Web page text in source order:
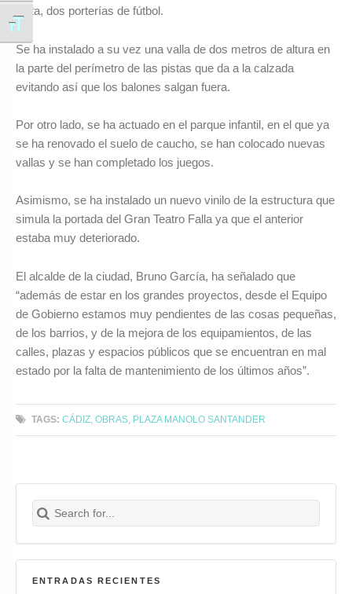
Alternar tamaño de letra
pista, dos porterías de fútbol.
Se ha instalado a su vez una valla de dos metros de altura en
la parte del perímetro de las pistas que da a la calzada
evitando así que los balones salgan fuera.
Por otro lado, se ha actuado en el parque infantil, en el que ya
se ha renovado el suelo de caucho, se han colocado nuevas
vallas y se han completado los juegos.
Asimismo, se ha instalado un nuevo vinilo de la estructura que
simula la portada del Gran Teatro Falla ya que el anterior
estaba muy deteriorado.
El alcalde de la ciudad, Bruno García, ha señalado que
“además de estar en los grandes proyectos, desde el Equipo
de Gobierno estamos muy pendientes de las cosas pequeñas,
de los barrios, y de la mejora de los equipamientos, de las
calles, plazas y espacios públicos que se encuentran en mal
estado por la falta de mantenimiento de los últimos años”.
TAGS: CÁDIZ ,OBRAS PLAZA MANOLO SANTANDER
Search for:
Buscar
ENTRADAS RECIENTES